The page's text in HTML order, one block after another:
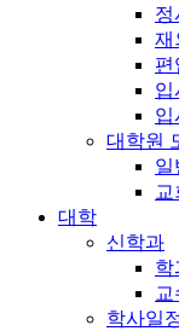
정
재
편
입
입
대학원
일
대학
신학과
학
교
학사일